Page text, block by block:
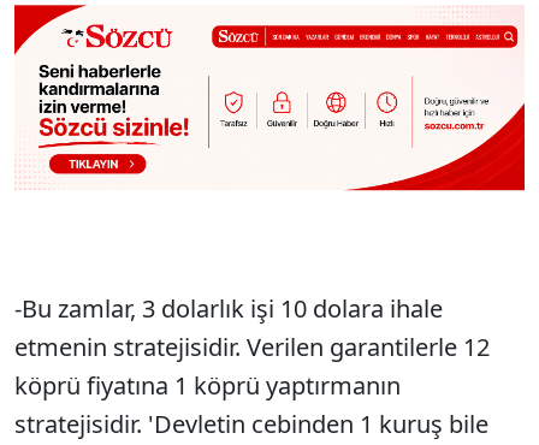
-Bu zamlar, 3 dolarlık işi 10 dolara ihale
etmenin stratejisidir. Verilen garantilerle 12
köprü fiyatına 1 köprü yaptırmanın
stratejisidir. 'Devletin cebinden 1 kuruş bile